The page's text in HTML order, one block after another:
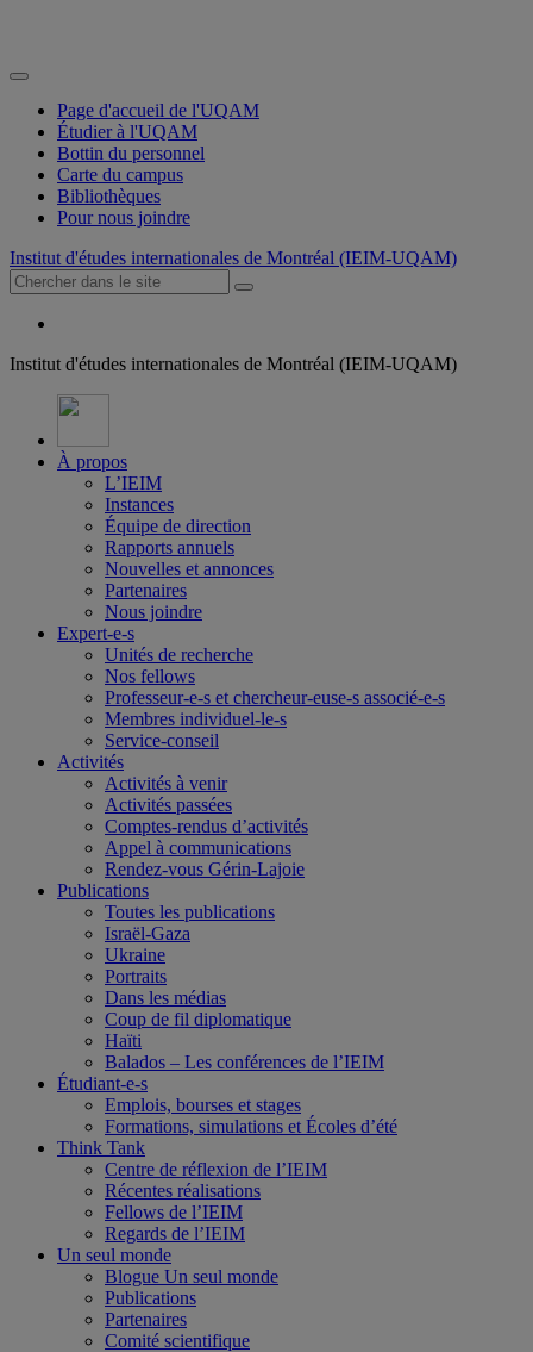
Page d'accueil de l'UQAM
Étudier à l'UQAM
Bottin du personnel
Carte du campus
Bibliothèques
Pour nous joindre
Institut d'études internationales de Montréal (IEIM-UQAM)
Institut d'études internationales de Montréal (IEIM-UQAM)
À propos
L’IEIM
Instances
Équipe de direction
Rapports annuels
Nouvelles et annonces
Partenaires
Nous joindre
Expert-e-s
Unités de recherche
Nos fellows
Professeur-e-s et chercheur-euse-s associé-e-s
Membres individuel-le-s
Service-conseil
Activités
Activités à venir
Activités passées
Comptes-rendus d’activités
Appel à communications
Rendez-vous Gérin-Lajoie
Publications
Toutes les publications
Israël-Gaza
Ukraine
Portraits
Dans les médias
Coup de fil diplomatique
Haïti
Balados – Les conférences de l’IEIM
Étudiant-e-s
Emplois, bourses et stages
Formations, simulations et Écoles d’été
Think Tank
Centre de réflexion de l’IEIM
Récentes réalisations
Fellows de l’IEIM
Regards de l’IEIM
Un seul monde
Blogue Un seul monde
Publications
Partenaires
Comité scientifique